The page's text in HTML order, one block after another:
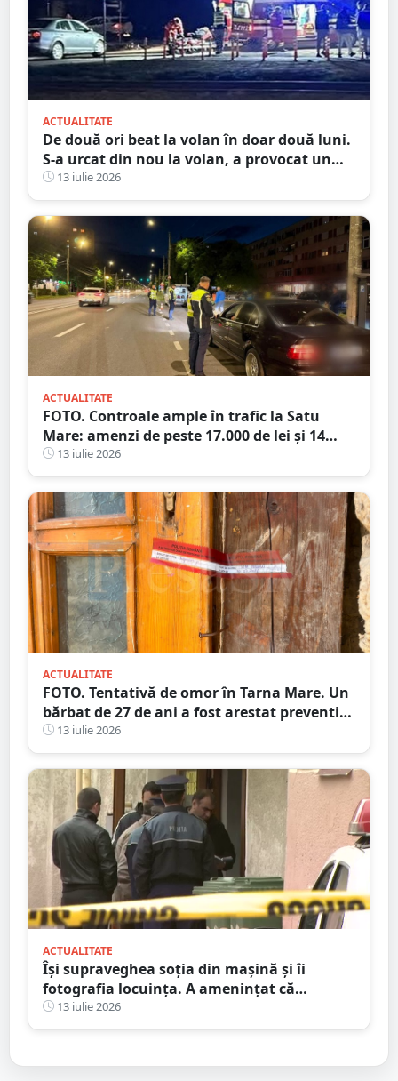
ACTUALITATE
De două ori beat la volan în doar două luni.
S-a urcat din nou la volan, a provocat un
accident și ajunge la închisoare
13 iulie 2026
ACTUALITATE
FOTO. Controale ample în trafic la Satu
Mare: amenzi de peste 17.000 de lei și 14
certificate de înmatriculare reținute. Trei
șoferi s-au ales cu dosare penale
13 iulie 2026
ACTUALITATE
FOTO. Tentativă de omor în Tarna Mare. Un
bărbat de 27 de ani a fost arestat preventiv
după ce și-ar fi atacat concubina cu un cuțit
13 iulie 2026
ACTUALITATE
Își supraveghea soția din mașină și îi
fotografia locuința. A amenințat că
incendiază mașina ”amantului”
13 iulie 2026